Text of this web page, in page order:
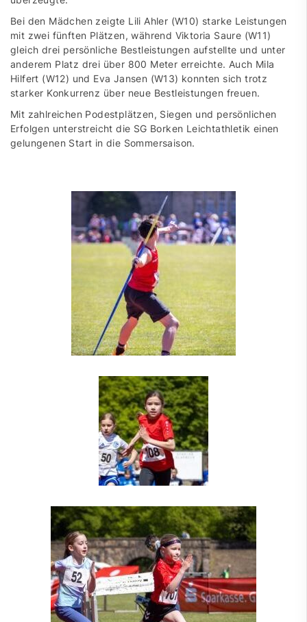
Bei den Mädchen zeigte Lili Ahler (W10) starke Leistungen
mit zwei fünften Plätzen, während Viktoria Saure (W11)
gleich drei persönliche Bestleistungen aufstellte und unter
anderem Platz drei über 800 Meter erreichte. Auch Mila
Hilfert (W12) und Eva Jansen (W13) konnten sich trotz
starker Konkurrenz über neue Bestleistungen freuen.
Mit zahlreichen Podestplätzen, Siegen und persönlichen
Erfolgen unterstreicht die SG Borken Leichtathletik einen
gelungenen Start in die Sommersaison.